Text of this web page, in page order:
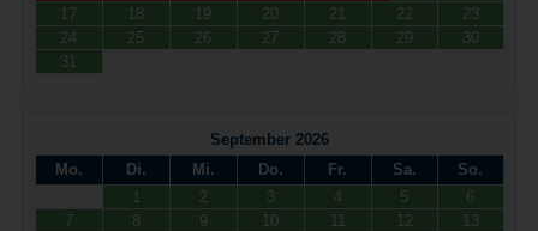
17
18 19 20 21 22
23
24
25 26 27 28 29
30
31
September 2026
Mo.
Di. Mi. Do. Fr. Sa.
So.
1
2 3 4 5
6
7
8 9 10 11 12
13